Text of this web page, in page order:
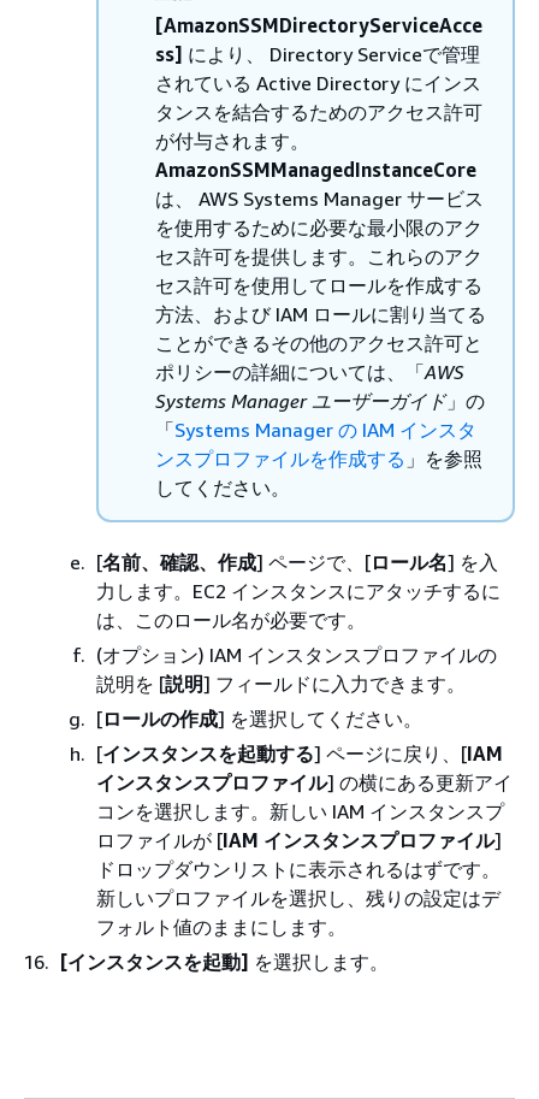
[AmazonSSMDirectoryServiceAcce
ss] により、 Directory Serviceで管理
されている Active Directory にインス
タンスを結合するためのアクセス許可
が付与されます。
AmazonSSMManagedInstanceCore
は、 AWS Systems Manager サービス
を使用するために必要な最小限のアク
セス許可を提供します。これらのアク
セス許可を使用してロールを作成する
方法、および IAM ロールに割り当てる
ことができるその他のアクセス許可と
ポリシーの詳細については、「AWS
Systems Manager ユーザーガイド」の
「Systems Manager の IAM インスタ
ンスプロファイルを作成する 」を参照
してください。
[名前、確認、作成] ページで、[ロール名] を入
力します。EC2 インスタンスにアタッチするに
は、このロール名が必要です。
(オプション) IAM インスタンスプロファイルの
説明を [説明] フィールドに入力できます。
[ロールの作成] を選択してください。
[インスタンスを起動する] ページに戻り、[IAM
インスタンスプロファイル] の横にある更新アイ
コンを選択します。新しい IAM インスタンスプ
ロファイルが [IAM インスタンスプロファイル]
ドロップダウンリストに表示されるはずです。
新しいプロファイルを選択し、残りの設定はデ
フォルト値のままにします。
[インスタンスを起動] を選択します。